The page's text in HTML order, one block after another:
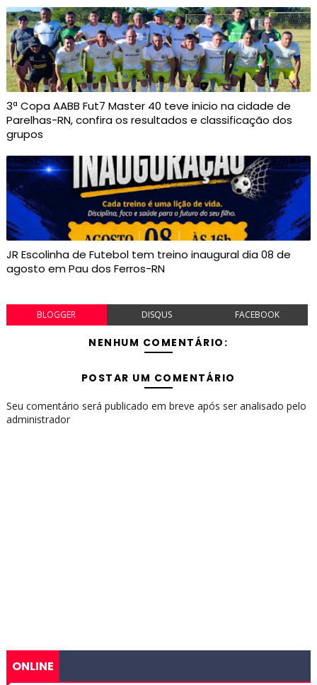
3ª Copa AABB Fut7 Master 40 teve inicio na cidade de
Parelhas-RN, confira os resultados e classificação dos
grupos
JR Escolinha de Futebol tem treino inaugural dia 08 de
agosto em Pau dos Ferros-RN
BLOGGER DISQUS FACEBOOK
NENHUM COMENTÁRIO:
POSTAR UM COMENTÁRIO
Seu comentário será publicado em breve após ser analisado pelo
administrador
ONLINE